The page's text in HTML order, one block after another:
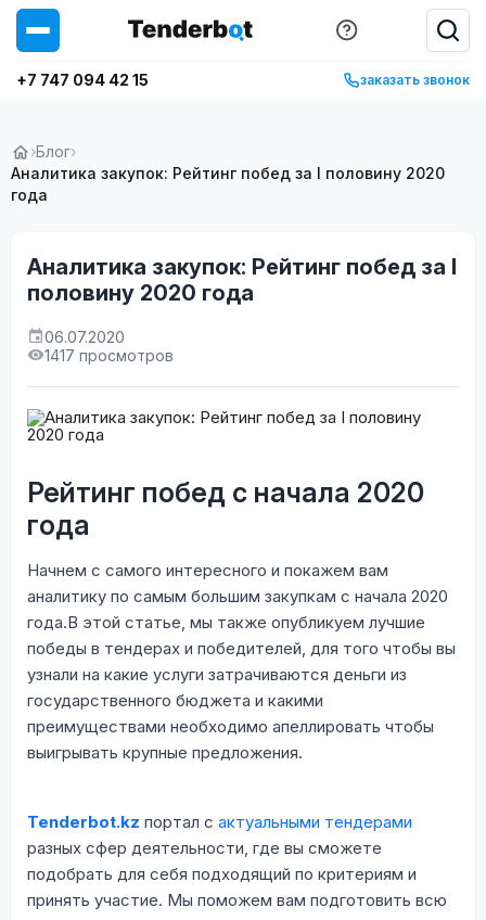
+7 747 094 42 15 заказать звонок
›Блог›
Аналитика закупок: Рейтинг побед за I половину 2020
года
Аналитика закупок: Рейтинг побед за I
половину 2020 года
06.07.2020
1417 просмотров
Рейтинг побед с начала 2020
года
Начнем с самого интересного и покажем вам
аналитику по самым большим закупкам с начала 2020
года.В этой статье, мы также опубликуем лучшие
победы в тендерах и победителей, для того чтобы вы
узнали на какие услуги затрачиваются деньги из
государственного бюджета и какими
преимуществами необходимо апеллировать чтобы
выигрывать крупные предложения.
Tenderbot.kz портал с актуальными тендерами
разных сфер деятельности, где вы сможете
подобрать для себя подходящий по критериям и
принять участие. Мы поможем вам подготовить всю